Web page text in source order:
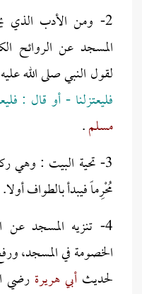
2- ومن الأدب الذي
المسجد عن الروائح
لقول النبي صلى الله
فليعتزلنا - أو قال :
مسلم.
3- تحية البيت : وهي
مُحْرِماً فيبدأ بالطواف أولا.
4- تنزيه المسجد
الخصومة في المسجد،
لحديثأبي هريرة رضي